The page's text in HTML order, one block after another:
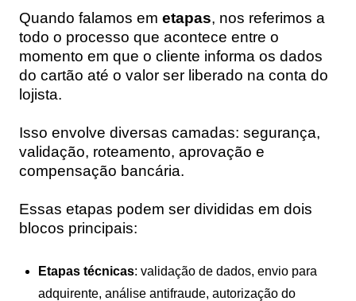
Quando falamos em etapas, nos referimos a
todo o processo que acontece entre o
momento em que o cliente informa os dados
do cartão até o valor ser liberado na conta do
lojista.
Isso envolve diversas camadas: segurança,
validação, roteamento, aprovação e
compensação bancária.
Essas etapas podem ser divididas em dois
blocos principais:
Etapas técnicas: validação de dados, envio para
adquirente, análise antifraude, autorização do